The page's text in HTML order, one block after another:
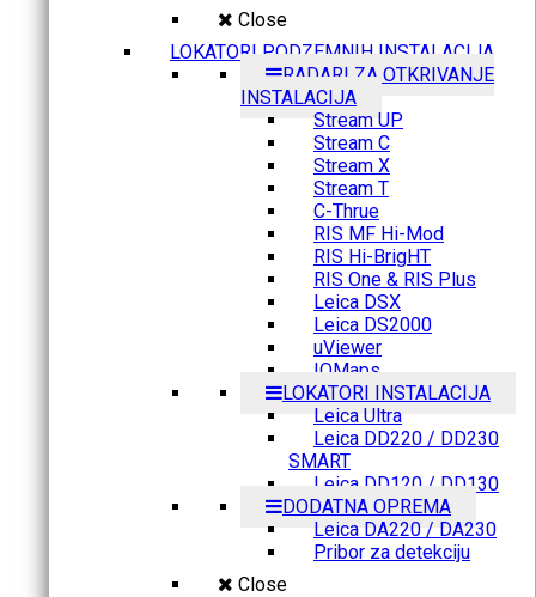
Close
LOKATORI PODZEMNIH INSTALACIJA
RADARI ZA OTKRIVANJE
INSTALACIJA
Stream UP
Stream C
Stream X
Stream T
C-Thrue
RIS MF Hi-Mod
RIS Hi-BrigHT
RIS One & RIS Plus
Leica DSX
Leica DS2000
uViewer
IQMaps
LOKATORI INSTALACIJA
Leica Ultra
Leica DD220 / DD230
SMART
Leica DD120 / DD130
DODATNA OPREMA
Leica DA220 / DA230
Pribor za detekciju
Close